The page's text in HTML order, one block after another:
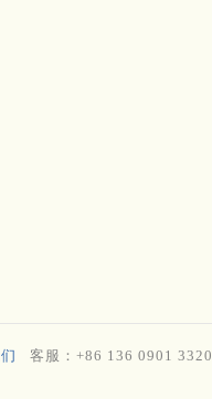
客服：+86 136 0901 3320